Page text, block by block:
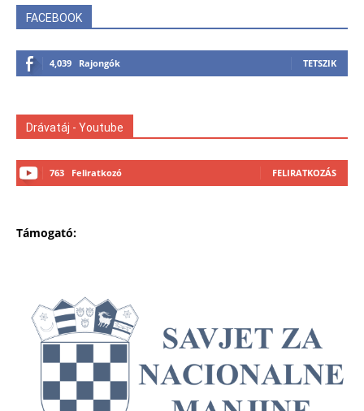
FACEBOOK
4,039 Rajongók TETSZIK
Drávatáj - Youtube
763 Feliratkozó FELIRATKOZÁS
Támogató: